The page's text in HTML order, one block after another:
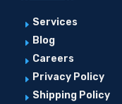
E Services
E Blog
E Careers
E Privacy Policy
E Shipping Policy